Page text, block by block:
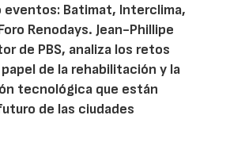
eventos: Batimat, Interclima,
Renodays. Jean-Phillipe
de PBS, analiza los retos
de la rehabilitación y la
tecnológica que están
de las ciudades